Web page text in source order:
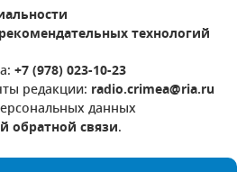
технологий
+7 (978) 023-10-23
редакции: radio.crimea@ria.ru
данных
обратной связи.